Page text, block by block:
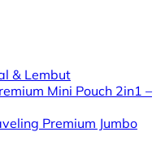
& Lembut
Mini Pouch 2in1 –
Premium Jumbo